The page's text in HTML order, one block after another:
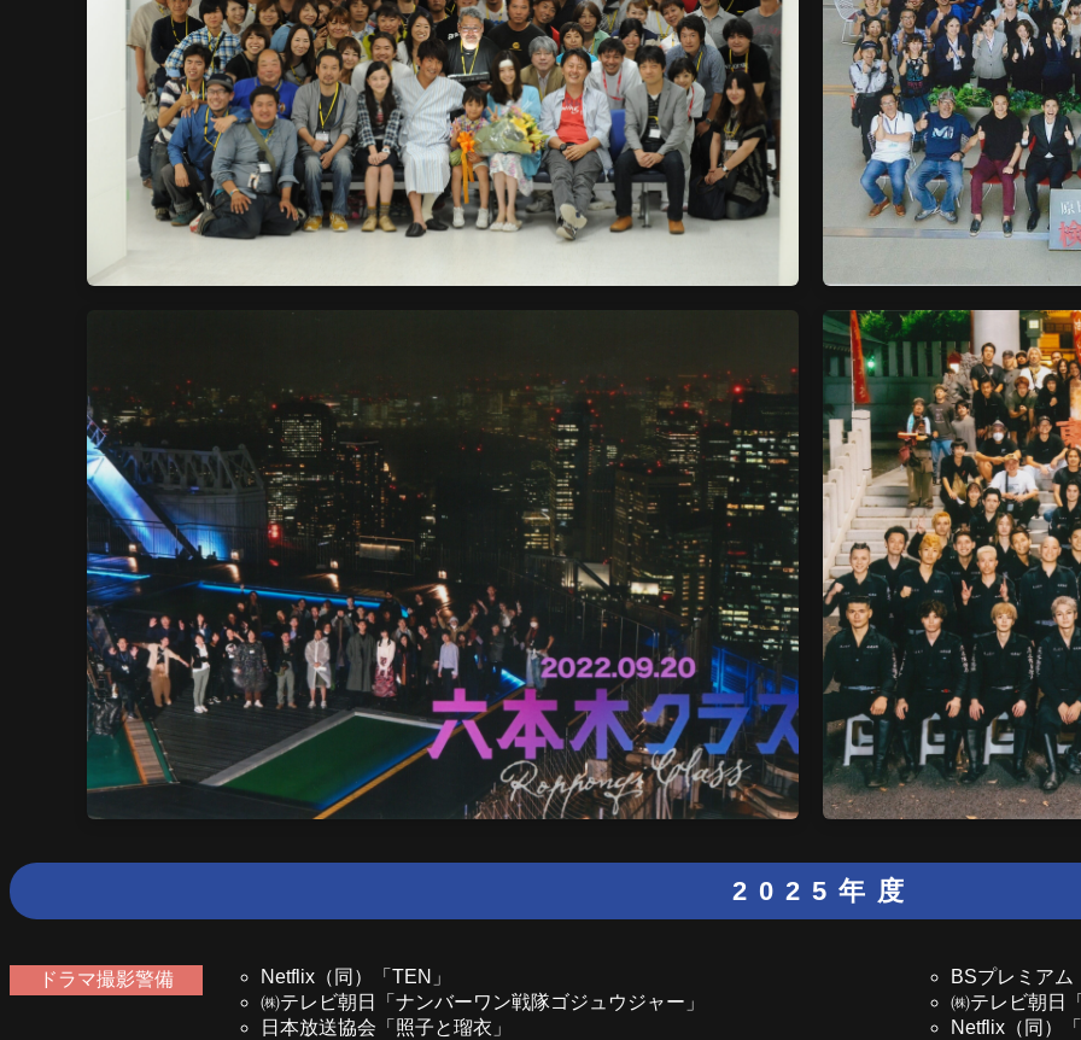
2025年度
ドラマ撮影警備
Netflix（同）「TEN」
㈱テレビ朝日「ナンバーワン戦隊ゴジュウジャー」
日本放送協会「照子と瑠衣」
BSプレミアム
㈱テレビ朝日
Netflix（同）「